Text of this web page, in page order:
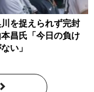
川を捉えられず完封
昌氏「今日の負け
い」